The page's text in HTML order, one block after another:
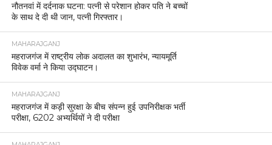
नौतनवां में दर्दनाक घटना: पत्नी से परेशान होकर पति ने बच्चों
के साथ दे दी थी जान, पत्नी गिरफ्तार।
MAHARAJGANJ
महराजगंज में राष्ट्रीय लोक अदालत का शुभारंभ, न्यायमूर्ति
विवेक वर्मा ने किया उद्घाटन।
MAHARAJGANJ
महराजगंज में कड़ी सुरक्षा के बीच संपन्न हुई उपनिरीक्षक भर्ती
परीक्षा, 6202 अभ्यर्थियों ने दी परीक्षा